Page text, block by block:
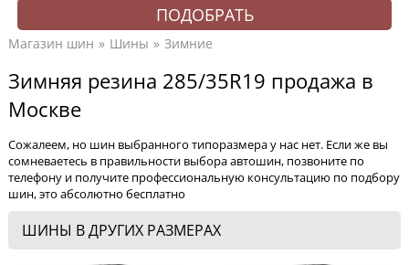
Магазин шин Шины Зимние
Зимняя резина 285/35R19 продажа в
Москве
Сожалеем, но шин выбранного типоразмера у нас нет. Если же вы
сомневаетесь в правильности выбора автошин, позвоните по
телефону и получите профессиональную консультацию по подбору
шин, это абсолютно бесплатно
ШИНЫ В ДРУГИХ РАЗМЕРАХ